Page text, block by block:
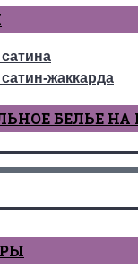
сатина
сатин-жаккарда
БЕЛЬЕ НА